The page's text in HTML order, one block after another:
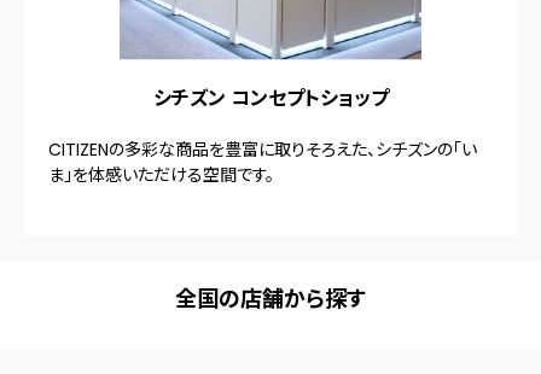
シチズン コンセプトショップ
CITIZENの多彩な商品を豊富に取りそろえた、シチズンの「い
ま」を体感いただける空間です。
全国の店舗から探す